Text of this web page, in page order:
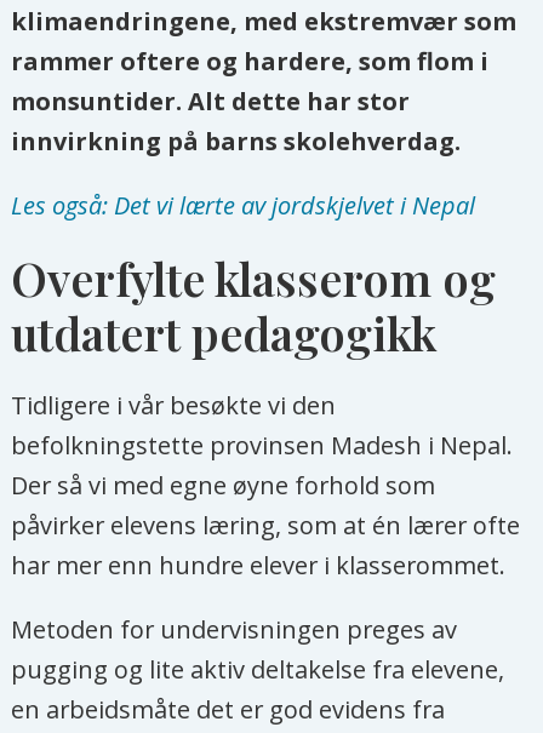
klimaendringene, med ekstremvær som
rammer oftere og hardere, som flom i
monsuntider. Alt dette har stor
innvirkning på barns skolehverdag.
Les også: Det vi lærte av jordskjelvet i Nepal
Overfylte klasserom og
utdatert pedagogikk
Tidligere i vår besøkte vi den
befolkningstette provinsen Madesh i Nepal.
Der så vi med egne øyne forhold som
påvirker elevens læring, som at én lærer ofte
har mer enn hundre elever i klasserommet.
Metoden for undervisningen preges av
pugging og lite aktiv deltakelse fra elevene,
en arbeidsmåte det er god evidens fra